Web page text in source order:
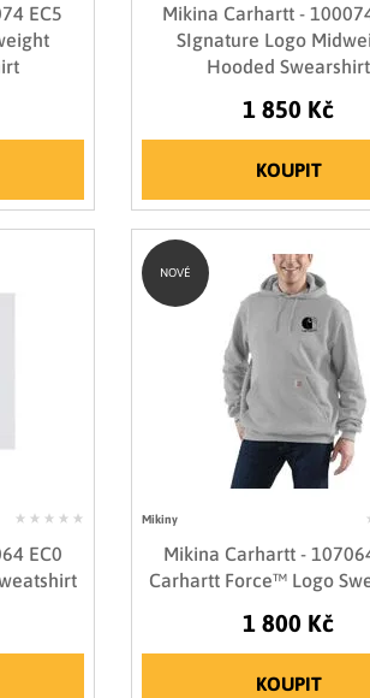
EC5
Mikina Carhartt -
SIgnature Logo
Hooded Swearshirt
1 850 Kč
KOUPIT
EC0
Mikiny
Mikina Carhartt -
Carhartt Force™ Logo
1 800 Kč
KOUPIT
NOVÉ